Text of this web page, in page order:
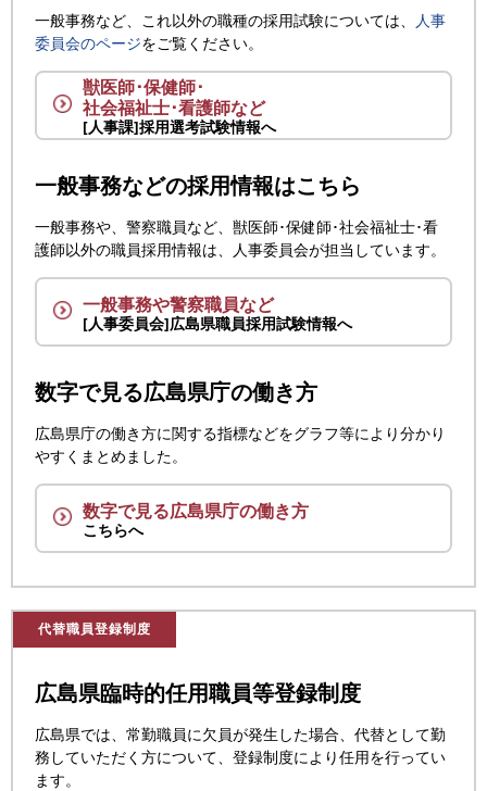
一般事務など、これ以外の職種の採用試験については、
人事
委員会のページをご覧ください。
獣医師･保健師･
社会福祉士･看護師など
[人事課]採用選考試験情報へ
一般事務などの採用情報はこちら
一般事務や、警察職員など、獣医師･保健師･社会福祉士･看
護師以外の職員採用情報は、人事委員会が担当しています。
一般事務や警察職員など
[人事委員会]広島県職員採用試験情報へ
数字で見る広島県庁の働き方
広島県庁の働き方に関する指標などをグラフ等により分かり
やすくまとめました。
数字で見る広島県庁の働き方
こちらへ
代替職員登録制度
広島県臨時的任用職員等登録制度
広島県では、常勤職員に欠員が発生した場合、代替として勤
務していただく方について、登録制度により任用を行ってい
ます。